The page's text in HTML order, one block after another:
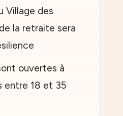
Village des
la retraite sera
ouvertes à
entre 18 et 35